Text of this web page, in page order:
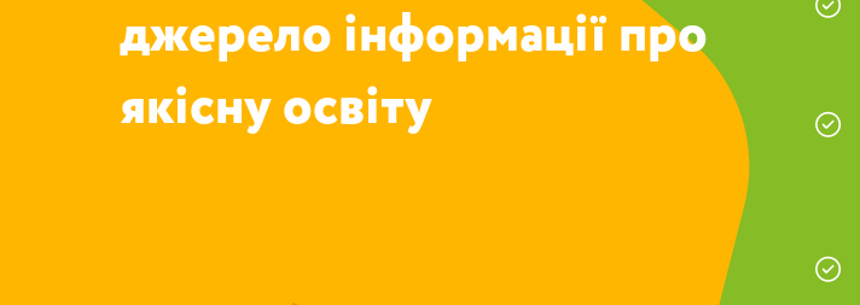
джерело інформації про
якісну освіту